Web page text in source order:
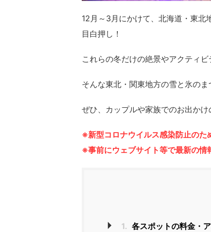
12月～3月にかけて、北海道・東北
目白押し！
これらの冬だけの絶景やアクティ
そんな東北・関東地方の雪と氷のま
ぜひ、カップルや家族でのお出かけ
※新型コロナウイルス感染防止のた
※事前にウェブサイト等で最新の情
1. 各スポットの料金・